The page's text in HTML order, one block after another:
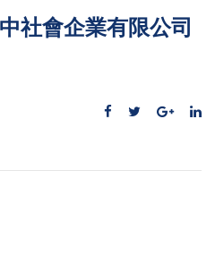
社會企業有限公司